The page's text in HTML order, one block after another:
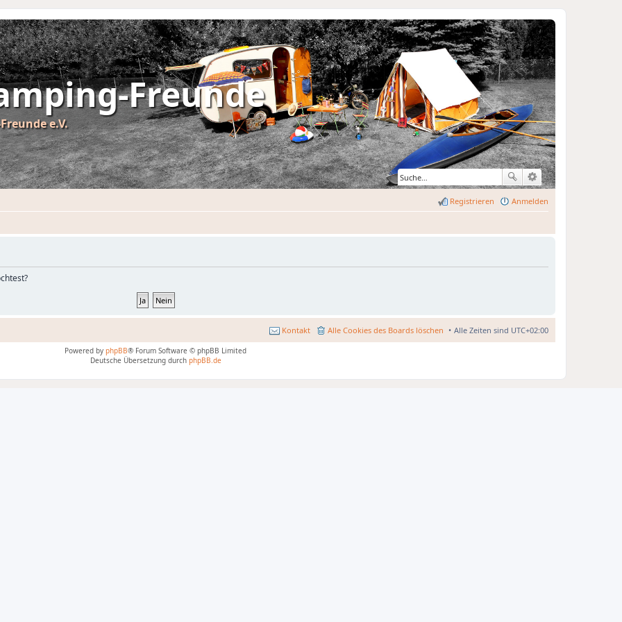
Freunde
e.V.
Anmelden
Registrieren
Alle Zeiten sind UTC+02:00
Alle Cookies des Boards löschen
Kontakt
Powered by phpBB® Forum Software © phpBB Limited
Deutsche Übersetzung durch phpBB.de